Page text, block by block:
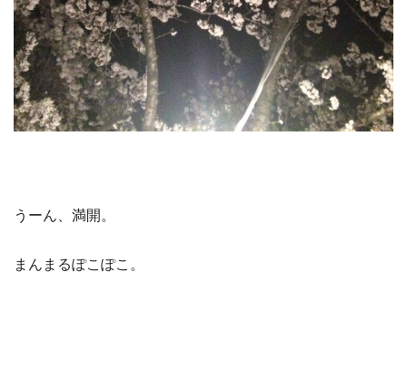
うーん、満開。
まんまるぽこぽこ。